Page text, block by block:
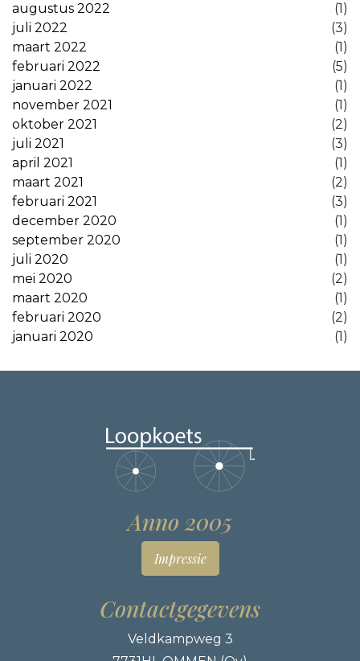
augustus 2022
(1)
juli 2022
(3)
maart 2022
(1)
februari 2022
(5)
januari 2022
(1)
november 2021
(1)
oktober 2021
(2)
juli 2021
(3)
april 2021
(1)
maart 2021
(2)
februari 2021
(3)
december 2020
(1)
september 2020
(1)
juli 2020
(1)
mei 2020
(2)
maart 2020
(1)
februari 2020
(2)
januari 2020
(1)
Anno 2005
Impressie
Contactgegevens
Veldkampweg 3